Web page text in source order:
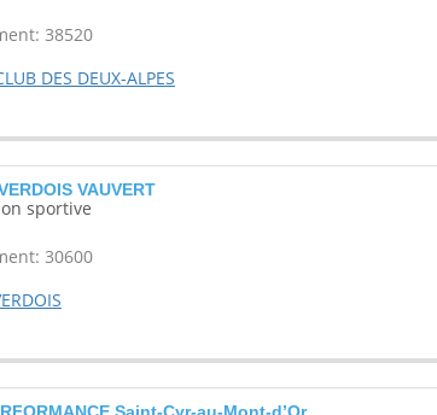
38520
DES DEUX-ALPES
VAUVERT
sportive
30600